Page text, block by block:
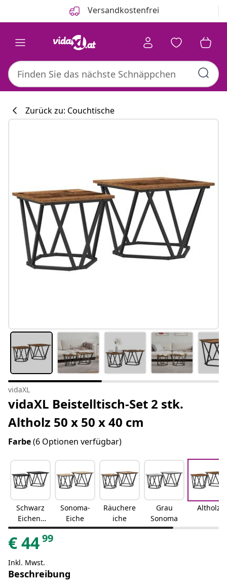
Versandkostenfrei
#sharemevidaxl
Zurück zu: Couchtische
vidaXL
vidaXL Beistelltisch-Set 2 stk.
Altholz 50 x 50 x 40 cm
Farbe(6 Optionen verfügbar)
Schwarz
Eichen-
Optik
Sonoma-
Eiche
Räuchere
iche
Grau
Sonoma
Altholz
€4499
Inkl. Mwst.
Beschreibung